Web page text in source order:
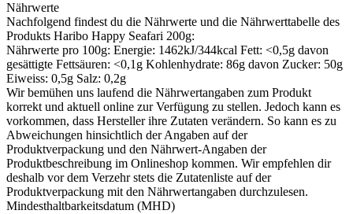
Nährwerte
Nachfolgend findest du die Nährwerte und die Nährwerttabelle des
Produkts Haribo Happy Seafari 200g:
Nährwerte pro 100g: Energie: 1462kJ/344kcal Fett: <0,5g davon
gesättigte Fettsäuren: <0,1g Kohlenhydrate: 86g davon Zucker: 50g
Eiweiss: 0,5g Salz: 0,2g
Wir bemühen uns laufend die Nährwertangaben zum Produkt
korrekt und aktuell online zur Verfügung zu stellen. Jedoch kann es
vorkommen, dass Hersteller ihre Zutaten verändern. So kann es zu
Abweichungen hinsichtlich der Angaben auf der
Produktverpackung und den Nährwert-Angaben der
Produktbeschreibung im Onlineshop kommen. Wir empfehlen dir
deshalb vor dem Verzehr stets die Zutatenliste auf der
Produktverpackung mit den Nährwertangaben durchzulesen.
Mindesthaltbarkeitsdatum (MHD)